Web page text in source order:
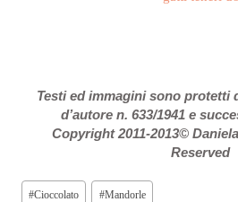
Testi ed immagini sono protetti
d’autore n. 633/1941 e
Copyright 2011-2013©
Reserved
Tag
#Cioccolato #Mandorle